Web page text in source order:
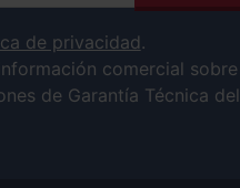
de privacidad.
comercial sobre
de Garantía Técnica del